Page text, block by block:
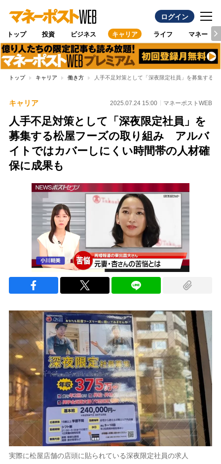
ログイン
トップ 投資 ビジネス キャリア ライフ マネー
トップ キャリア 働き方 人手不足対策として「深夜限定社員」を募集する
キャリア 2025.07.24 15:00 マネーポストWEB
人手不足対策として「深夜限定社員」を
募集する松屋フーズの取り組み アルバ
イトではカバーしにくい時間帯の人材確
保に成果も
実際に松屋店舗の店頭に貼られている深夜限定社員の求人